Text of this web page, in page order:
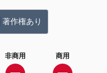
著作権あり
非商用 商用